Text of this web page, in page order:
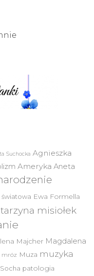
Suchocka Agnieszka
Ameryka Aneta
Ewa Formella
misiołek
Majcher Magdalena
mróz Muza muzyka
patologia